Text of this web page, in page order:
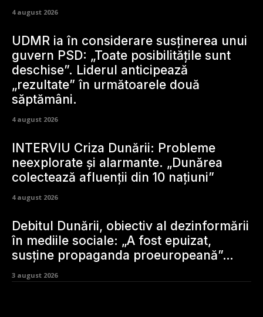
4 august 2026
UDMR ia în considerare susținerea unui
guvern PSD: „Toate posibilitățile sunt
deschise”. Liderul anticipează
„rezultate” în următoarele două
săptămâni.
4 august 2026
INTERVIU Criza Dunării: Probleme
neexplorate și alarmante. „Dunărea
colectează afluenții din 10 națiuni”
4 august 2026
Debitul Dunării, obiectiv al dezinformării
în mediile sociale: „A fost epuizat,
susține propaganda proeuropeană”…
3 august 2026